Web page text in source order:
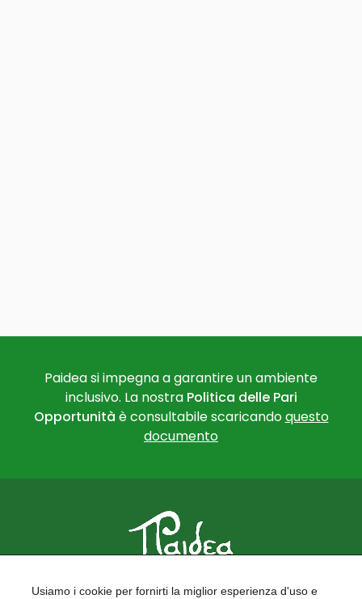
Paidea si impegna a garantire un ambiente
inclusivo. La nostra Politica delle Pari
Opportunità è consultabile scaricandoquesto
documento
FORMAZIONE PER LE SCUOLE
Usiamo i cookie per fornirti la miglior esperienza d'uso e